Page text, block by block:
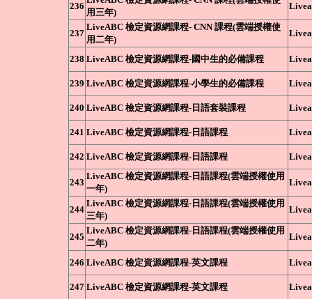
236
用三年)
237
LiveABC 檢定資源網課程- CNN 課程(雲端授權使
用二年)
238 LiveABC 檢定資源網課程-國中生的必備課程
239 LiveABC 檢定資源網課程-小學生的必備課程
240 LiveABC 檢定資源網課程-日語套裝課程
241 LiveABC 檢定資源網課程-日語課程
242 LiveABC 檢定資源網課程-日語課程
243
LiveABC 檢定資源網課程-日語課程(雲端授權使用
一年)
244
LiveABC 檢定資源網課程-日語課程(雲端授權使用
三年)
245
LiveABC 檢定資源網課程-日語課程(雲端授權使用
二年)
246 LiveABC 檢定資源網課程-英文課程
247 LiveABC 檢定資源網課程-英文課程